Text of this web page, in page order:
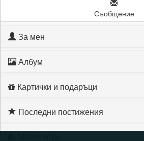
Съобщение
За мен
Албум
Картички и подаръци
Последни постижения